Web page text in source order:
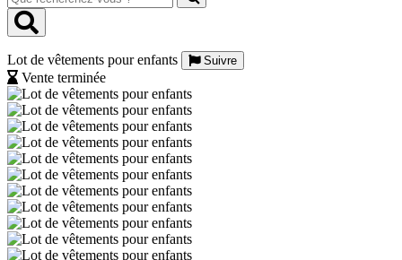
recherchez-
vous
Lot de vêtements pour enfants
Suivre
Vente terminée